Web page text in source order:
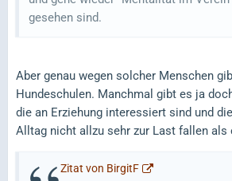
gesehen sind.
Aber genau wegen solcher Menschen
Hundeschulen. Manchmal gibt es ja
die an Erziehung interessiert sind und
Alltag nicht allzu sehr zur Last fallen als
Zitat von BirgitF